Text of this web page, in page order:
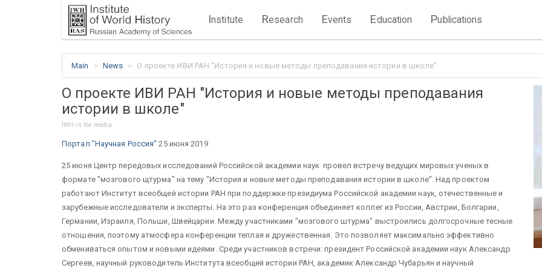
Institute Research Events Education Publications
Main News О проекте ИВИ РАН "История и новые методы преподавания истории в школе"
О проекте ИВИ РАН "История и новые методы преподавания
истории в школе"
IWH in the media
Портал "Научная Россия" 25 июня 2019
25 июня Центр передовых исследований Российской академии наук провел встречу ведущих мировых ученых в
формате "мозгового щтурма" на тему "История и новые методы преподавания истории в школе". Над проектом
работают Институт всеобщей истории РАН при поддержке президиума Российской академии наук, отечественные и
зарубежные исследователи и эксперты. На это раз конференция объединяет коллег из России, Австрии, Болгарии,
Германии, Израиля, Польши, Швейцарии. Между участниками "мозгового штурма" выстроились долгосрочные тесные
отношения, поэтому атмосфера конференции теплая и дружественная. Это позволяет максимально эффективно
обмениваться опытом и новыми идеями. Среди участников встречи: президент Российской академии наук Александр
Сергеев, научный руководитель Института всеобщей истории РАН, академик Александр Чубарьян и научный